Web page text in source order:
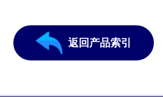
返回产品索引